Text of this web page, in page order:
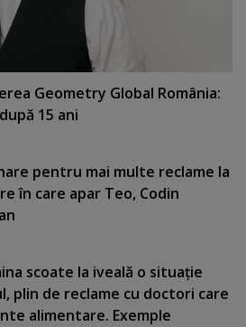
Geometry Global România:
15 ani
pentru mai multe reclame la
în care apar Teo, Codin
scoate la iveală o situaţie
plin de reclame cu doctori care
alimentare. Exemple